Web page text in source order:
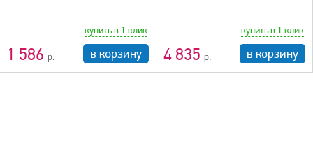
1 586
купить в 1 клик
в корзину 4 835
купить в 1 клик
в корзину